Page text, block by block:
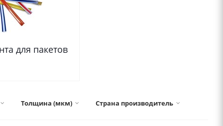
для пакетов
Толщина (мкм) Страна производитель